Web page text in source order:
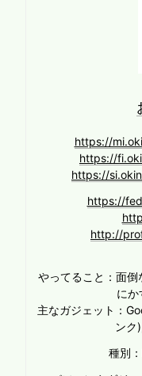
https://
https://
https://
https://
http://
やってること：面
にか
主なガジェット：
ンク
種別